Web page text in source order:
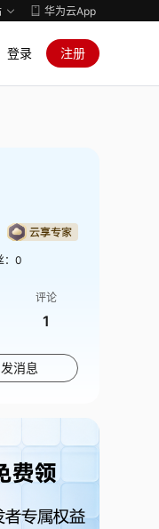
华为云App
登录 注册
0
评论
1
发消息